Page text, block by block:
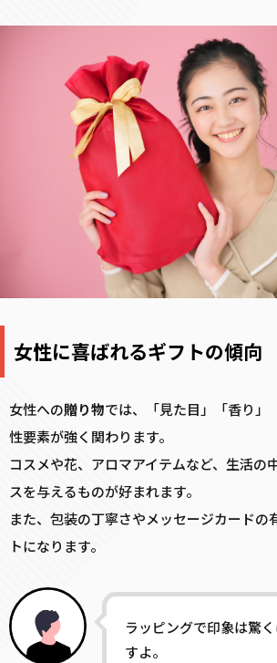
女性に喜ばれるギフトの傾向
女性への贈り物では、「見た目」「香り」
性要素が強く関わります。
コスメや花、アロマアイテムなど、生活の
スを与えるものが好まれます。
また、包装の丁寧さやメッセージカードの
トになります。
ラッピングで印象は驚
すよ。